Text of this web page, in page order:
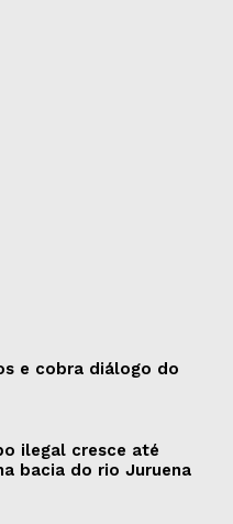
e cobra diálogo do
ilegal cresce até
bacia do rio Juruena